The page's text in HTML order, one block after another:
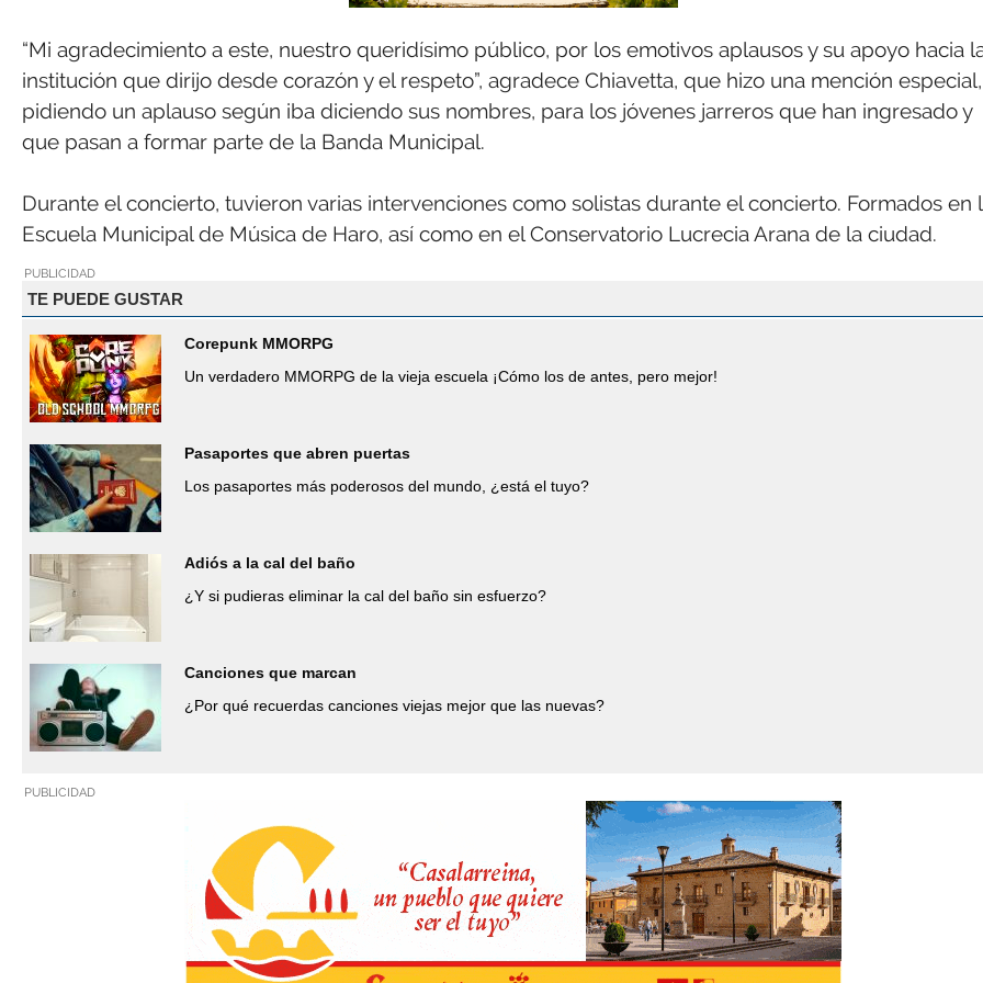
“Mi agradecimiento a este, nuestro queridísimo público, por los emotivos aplausos y su apoyo hacia
institución que dirijo desde corazón y el respeto”, agradece Chiavetta, que hizo una mención especial,
pidiendo un aplauso según iba diciendo sus nombres, para los jóvenes jarreros que han ingresado y
que pasan a formar parte de la Banda Municipal.
Durante el concierto, tuvieron varias intervenciones como solistas durante el concierto. Formados en
Escuela Municipal de Música de Haro, así como en el Conservatorio Lucrecia Arana de la ciudad.
PUBLICIDAD
TE PUEDE GUSTAR
Corepunk MMORPG
Un verdadero MMORPG de la vieja escuela ¡Cómo los de antes, pero mejor!
Pasaportes que abren puertas
Los pasaportes más poderosos del mundo, ¿está el tuyo?
Adiós a la cal del baño
¿Y si pudieras eliminar la cal del baño sin esfuerzo?
Canciones que marcan
¿Por qué recuerdas canciones viejas mejor que las nuevas?
PUBLICIDAD